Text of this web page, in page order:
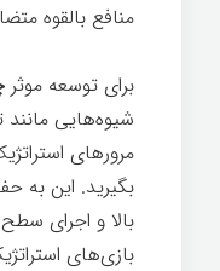
منافع بالقوه
برای توسعه موثر
شیوه‌هایی مانند
مرورهای
بگیرید. این به
بالا و اجرای
بازی‌های